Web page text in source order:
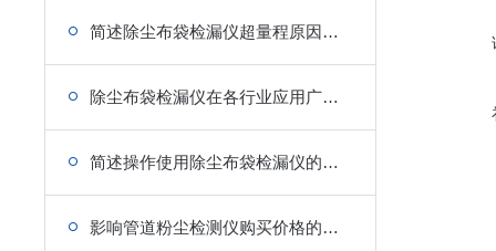
简述除尘布袋检漏仪超量程原因分析及解决办法
除尘布袋检漏仪在各行业应用广泛，得到业内好评
简述操作使用除尘布袋检漏仪的优势体现
影响管道粉尘检测仪购买价格的有哪些方面